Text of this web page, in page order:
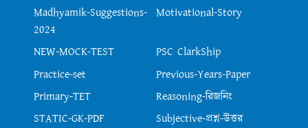
Madhyamik-Suggestions-
2024
Motivational-Story
NEW-MOCK-TEST
PSC ClarkShip
Practice-set
Previous-Years-Paper
Primary-TET
Reasoning-রিজনিং
STATIC-GK-PDF
Subjective-প্রশ্ন-উত্তর